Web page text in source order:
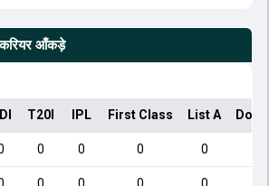
आँकड़े
T20I IPL First Class List A
0 0 0 0